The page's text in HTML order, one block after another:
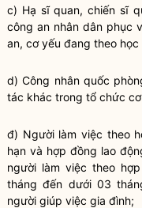
c) Hạ sĩ quan, chiến sĩ
công an nhân dân phục
an, cơ yếu đang theo
d) Công nhân quốc
tác khác trong tổ chức
đ) Người làm việc theo
hạn và hợp đồng lao
người làm việc theo
tháng đến dưới 03
người giúp việc gia đình;